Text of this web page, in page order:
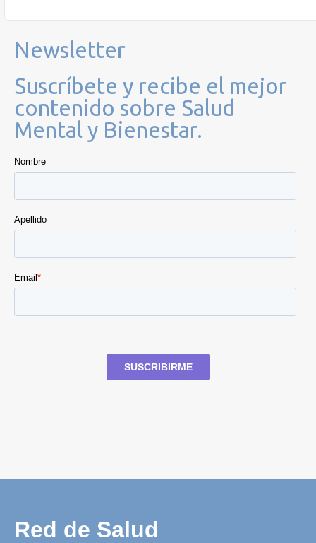
Newsletter
Suscríbete y recibe el mejor
contenido sobre Salud
Mental y Bienestar.
Red de Salud